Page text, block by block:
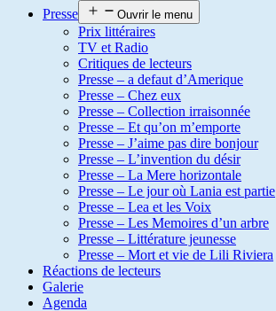
Presse
Ouvrir le menu
Prix littéraires
TV et Radio
Critiques de lecteurs
Presse – a defaut d’Amerique
Presse – Chez eux
Presse – Collection irraisonnée
Presse – Et qu’on m’emporte
Presse – J’aime pas dire bonjour
Presse – L’invention du désir
Presse – La Mere horizontale
Presse – Le jour où Lania est partie
Presse – Lea et les Voix
Presse – Les Memoires d’un arbre
Presse – Littérature jeunesse
Presse – Mort et vie de Lili Riviera
Réactions de lecteurs
Galerie
Agenda